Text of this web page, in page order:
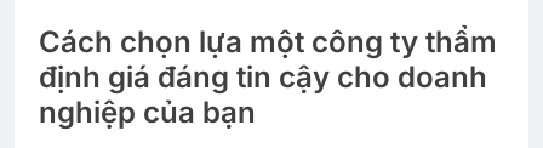
Cách chọn lựa một công ty thẩm
định giá đáng tin cậy cho doanh
nghiệp của bạn